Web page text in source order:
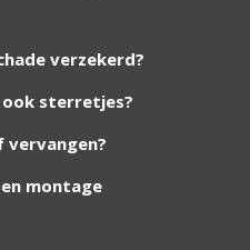
verzekerd?
ook sterretjes?
montage